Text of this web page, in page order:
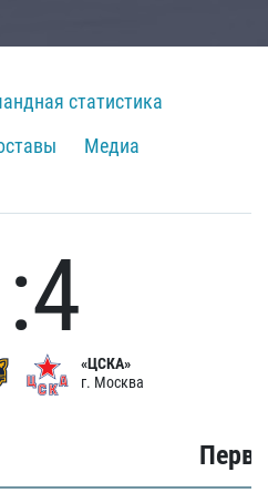
статистика
Медиа
«ЦСКА»
г. Москва